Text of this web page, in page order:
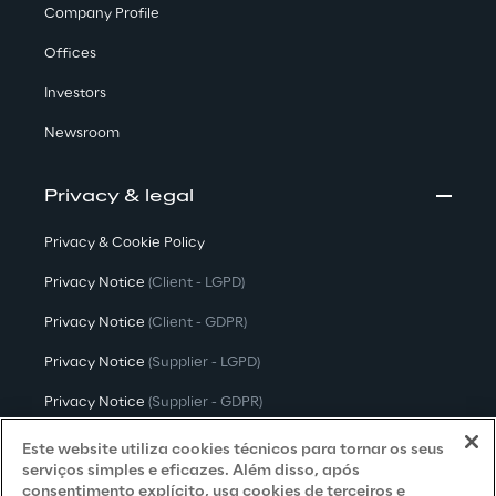
Company Profile
Offices
Investors
Newsroom
Privacy & legal
Privacy & Cookie Policy
Privacy Notice (Client - LGPD)
Privacy Notice (Client - GDPR)
Privacy Notice (Supplier - LGPD)
Privacy Notice (Supplier - GDPR)
Privacy Notice (Candidate - LGPD)
Privacy Notice (Candidate - GDPR)
Este website utiliza cookies técnicos para tornar os seus
serviços simples e eficazes. Além disso, após
consentimento explícito, usa cookies de terceiros e